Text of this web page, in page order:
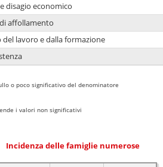
disagio economico
affollamento
lavoro e dalla formazione
o poco significativo del denominatore
i valori non significativi
Incidenza delle famiglie numerose